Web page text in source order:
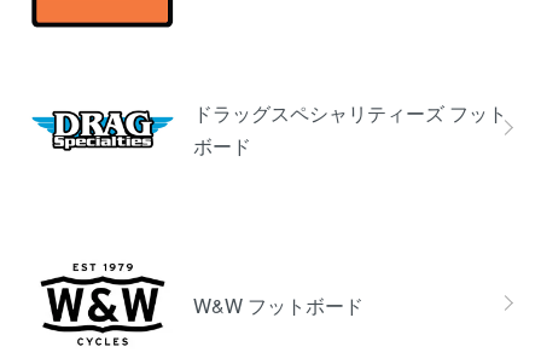
ドラッグスペシャリティーズ フット
ボード
W&W フットボード